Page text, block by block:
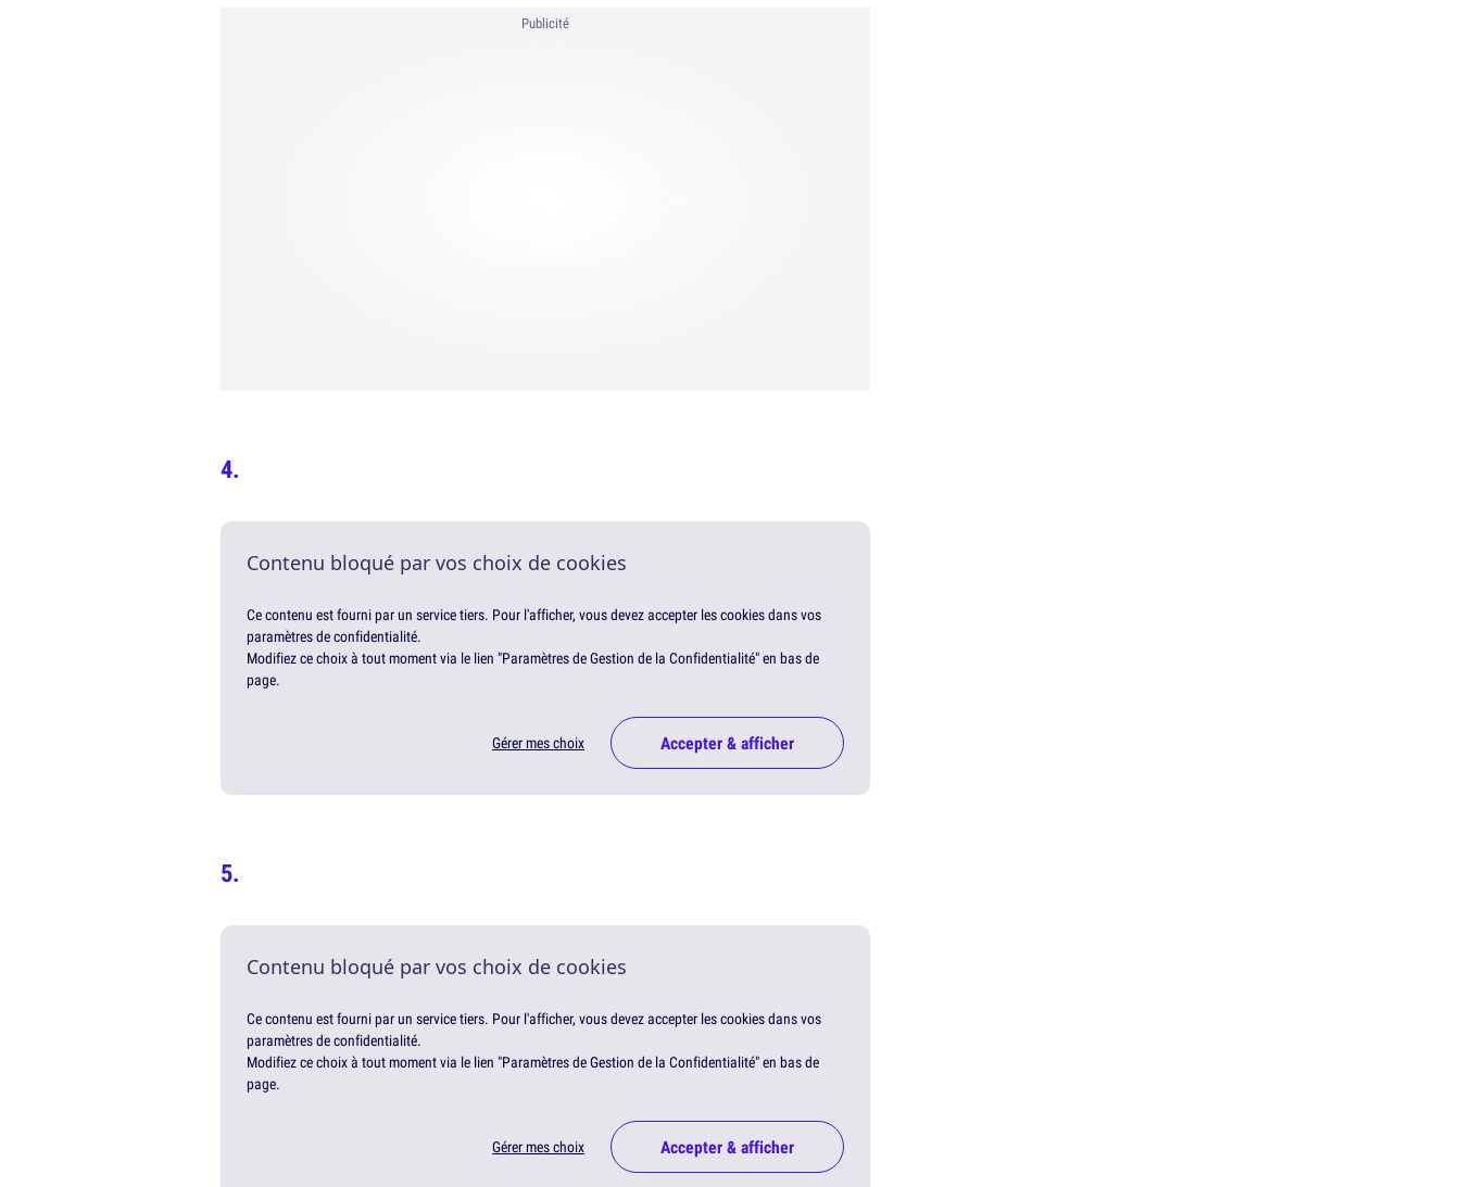
Publicité
Contenu bloqué par vos choix de cookies
Ce contenu est fourni par un service tiers. Pour l'afficher, vous devez accepter les cookies dans vos
paramètres de confidentialité.
Modifiez ce choix à tout moment via le lien "Paramètres de Gestion de la Confidentialité" en bas de
page.
Gérer mes choix Accepter & afficher
Contenu bloqué par vos choix de cookies
Ce contenu est fourni par un service tiers. Pour l'afficher, vous devez accepter les cookies dans vos
paramètres de confidentialité.
Modifiez ce choix à tout moment via le lien "Paramètres de Gestion de la Confidentialité" en bas de
page.
Gérer mes choix Accepter & afficher